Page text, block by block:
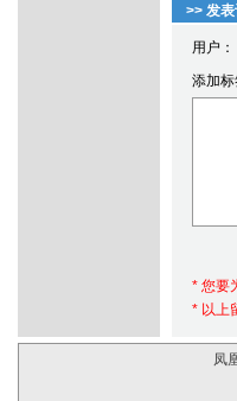
>> 发
用户：
添加标
* 您要
* 以上
凤